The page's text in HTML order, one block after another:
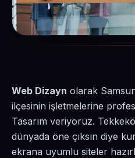
Web Dizayn olarak
ilçesinin işletmelerine
Tasarım veriyoruz.
dünyada öne çıksın diye
ekrana uyumlu siteler